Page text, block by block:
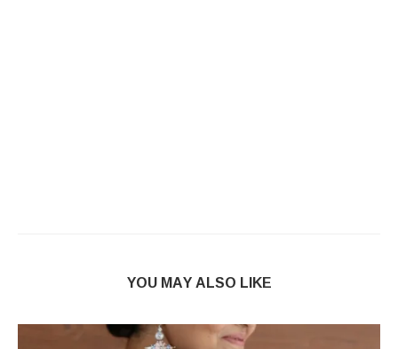
YOU MAY ALSO LIKE